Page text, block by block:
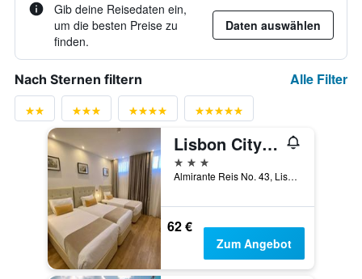
Gib deine Reisedaten ein,
um die besten Preise zu
finden.
Daten auswählen
Nach Sternen filtern Alle Filter
Lisbon City Apartments & Suites by City Hotels
3 Sterne
Almirante Reis No. 43, Lissabon, Region Lissabon, Portugal
62 €
Zum Angebot